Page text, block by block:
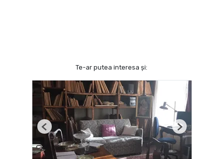
Te-ar putea interesa și:
Previous Next